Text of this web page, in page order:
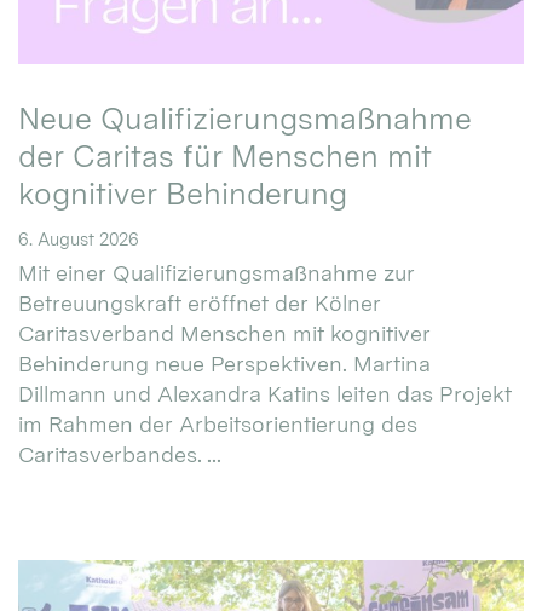
Neue Qualifizierungsmaßnahme
der Caritas für Menschen mit
kognitiver Behinderung
6. August 2026
Mit einer Qualifizierungsmaßnahme zur
Betreuungskraft eröffnet der Kölner
Caritasverband Menschen mit kognitiver
Behinderung neue Perspektiven. Martina
Dillmann und Alexandra Katins leiten das Projekt
im Rahmen der Arbeitsorientierung des
Caritasverbandes. ...